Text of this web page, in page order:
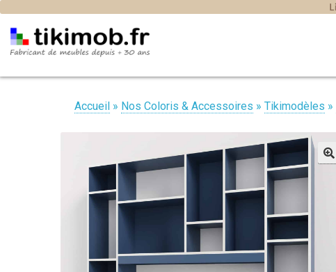
Accueil » Nos Coloris & Accessoires » Tikimodèles »